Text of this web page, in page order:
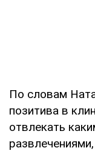
По словам
позитива в
отвлекать